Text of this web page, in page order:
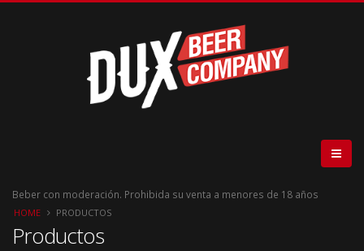
Beber con moderación. Prohibida su venta a menores de 18 años
HOME PRODUCTOS
Productos